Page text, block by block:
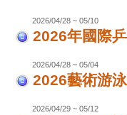
2026/04/28 ~ 05/10
2026年國際
2026/04/28 ~ 05/04
2026藝術游
2026/04/29 ~ 05/12